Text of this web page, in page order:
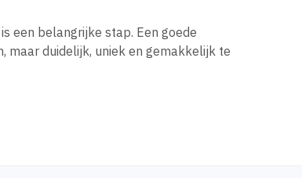
een belangrijke stap. Een goede
maar duidelijk, uniek en gemakkelijk te